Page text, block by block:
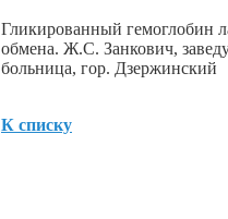
Гликированный гемоглобин
обмена. Ж.С. Занкович,
больница, гор. Дзержинский
К списку